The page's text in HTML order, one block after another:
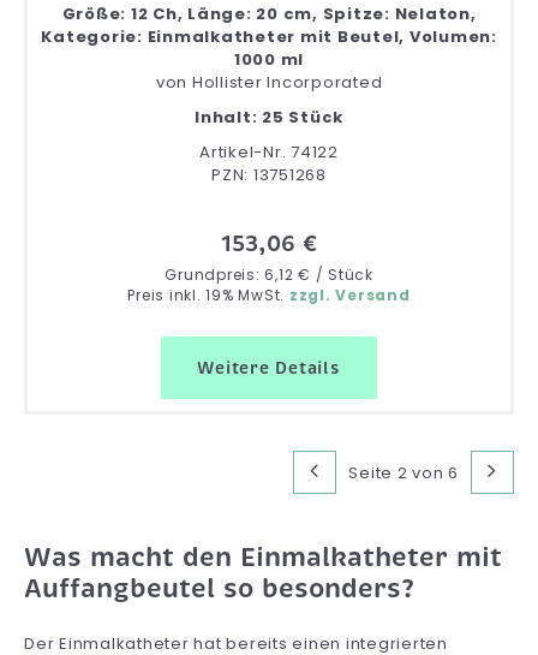
Größe: 12 Ch, Länge: 20 cm, Spitze: Nelaton,
Kategorie: Einmalkatheter mit Beutel, Volumen:
1000 ml
von Hollister Incorporated
Inhalt: 25 Stück
Artikel-Nr. 74122
PZN: 13751268
153,06 €
Grundpreis: 6,12 € / Stück
Preis inkl. 19% MwSt. zzgl. Versand
Weitere Details
Seite 2 von 6
Was macht den Einmalkatheter mit
Auffangbeutel so besonders?
Der Einmalkatheter hat bereits einen integrierten